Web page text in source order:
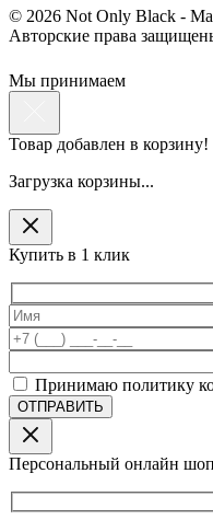
© 2026 Not Only Black -
Авторские права
Мы принимаем
Товар добавлен в корзину!
Загрузка корзины...
Купить в 1 клик
Принимаю политику
Персональный онлайн